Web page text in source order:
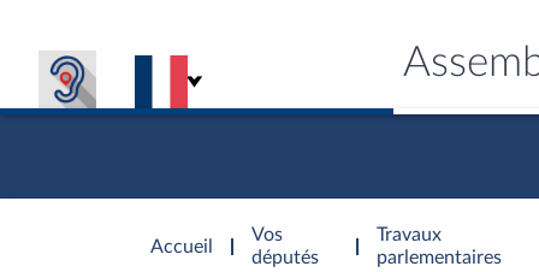
Accueil
d'accueil
Vos
députés
Travaux
parlementaires